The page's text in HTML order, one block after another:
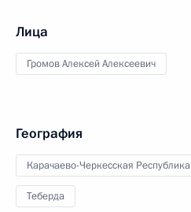
Лица
Громов Алексей Алексеевич
География
Карачаево-Черкесская Республика
Теберда